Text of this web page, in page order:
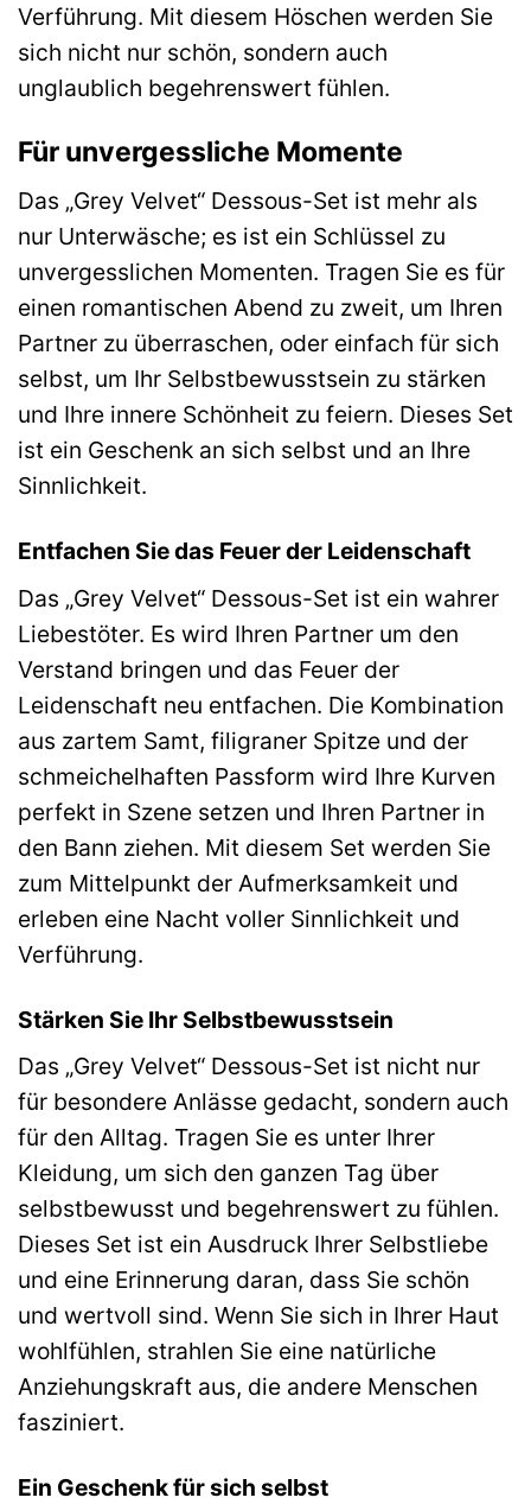
Verführung. Mit diesem Höschen werden Sie
sich nicht nur schön, sondern auch
unglaublich begehrenswert fühlen.
Für unvergessliche Momente
Das „Grey Velvet“ Dessous-Set ist mehr als
nur Unterwäsche; es ist ein Schlüssel zu
unvergesslichen Momenten. Tragen Sie es für
einen romantischen Abend zu zweit, um Ihren
Partner zu überraschen, oder einfach für sich
selbst, um Ihr Selbstbewusstsein zu stärken
und Ihre innere Schönheit zu feiern. Dieses Set
ist ein Geschenk an sich selbst und an Ihre
Sinnlichkeit.
Entfachen Sie das Feuer der Leidenschaft
Das „Grey Velvet“ Dessous-Set ist ein wahrer
Liebestöter. Es wird Ihren Partner um den
Verstand bringen und das Feuer der
Leidenschaft neu entfachen. Die Kombination
aus zartem Samt, filigraner Spitze und der
schmeichelhaften Passform wird Ihre Kurven
perfekt in Szene setzen und Ihren Partner in
den Bann ziehen. Mit diesem Set werden Sie
zum Mittelpunkt der Aufmerksamkeit und
erleben eine Nacht voller Sinnlichkeit und
Verführung.
Stärken Sie Ihr Selbstbewusstsein
Das „Grey Velvet“ Dessous-Set ist nicht nur
für besondere Anlässe gedacht, sondern auch
für den Alltag. Tragen Sie es unter Ihrer
Kleidung, um sich den ganzen Tag über
selbstbewusst und begehrenswert zu fühlen.
Dieses Set ist ein Ausdruck Ihrer Selbstliebe
und eine Erinnerung daran, dass Sie schön
und wertvoll sind. Wenn Sie sich in Ihrer Haut
wohlfühlen, strahlen Sie eine natürliche
Anziehungskraft aus, die andere Menschen
fasziniert.
Ein Geschenk für sich selbst